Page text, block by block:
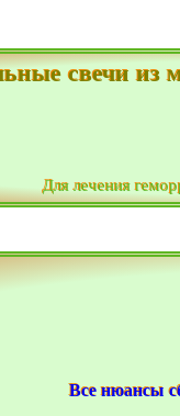
свечи из
Для лечения
Все нюансы